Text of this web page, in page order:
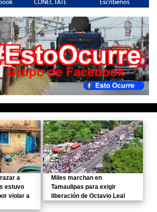
a
estuvo
violar a
Miles marchan en
Tamaulipas para exigir
liberación de Octavio Leal